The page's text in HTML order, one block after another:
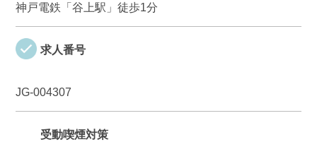
神戸電鉄「谷上駅」徒歩1分
求人番号
JG-004307
受動喫煙対策